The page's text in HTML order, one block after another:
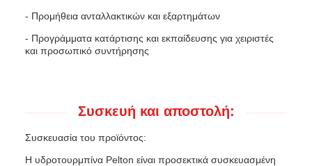
- Προμήθεια ανταλλακτικών και εξαρτημάτων
- Προγράμματα κατάρτισης και εκπαίδευσης για χειριστές
και προσωπικό συντήρησης
Συσκευή και αποστολή:
Συσκευασία του προϊόντος:
Η υδροτουρμπίνα Pelton είναι προσεκτικά συσκευασμένη